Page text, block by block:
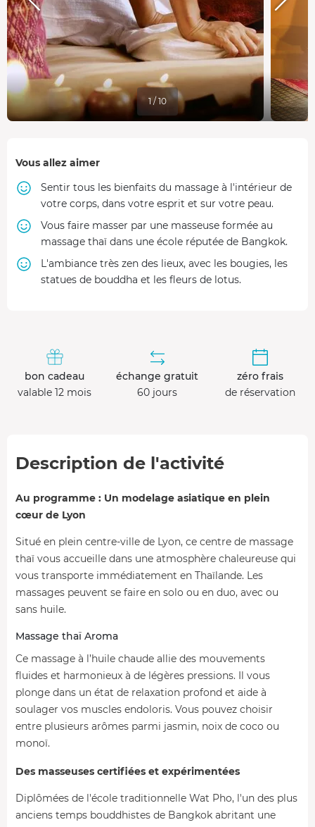
1 / 10
Vous allez aimer
Sentir tous les bienfaits du massage à l'intérieur de
votre corps, dans votre esprit et sur votre peau.
Vous faire masser par une masseuse formée au
massage thaï dans une école réputée de Bangkok.
L'ambiance très zen des lieux, avec les bougies, les
statues de bouddha et les fleurs de lotus.
bon cadeau
valable 12 mois
échange gratuit
60 jours
zéro frais
de réservation
Description de l'activité
Au programme : Un modelage asiatique en plein
cœur de Lyon
Situé en plein centre-ville de Lyon, ce centre de massage
thaï vous accueille dans une atmosphère chaleureuse qui
vous transporte immédiatement en Thaïlande. Les
massages peuvent se faire en solo ou en duo, avec ou
sans huile.
Massage thaï Aroma
Ce massage à l’huile chaude allie des mouvements
fluides et harmonieux à de légères pressions. Il vous
plonge dans un état de relaxation profond et aide à
soulager vos muscles endoloris. Vous pouvez choisir
entre plusieurs arômes parmi jasmin, noix de coco ou
monoï.
Des masseuses certifiées et expérimentées
Diplômées de l'école traditionnelle Wat Pho, l'un des plus
anciens temps bouddhistes de Bangkok abritant une